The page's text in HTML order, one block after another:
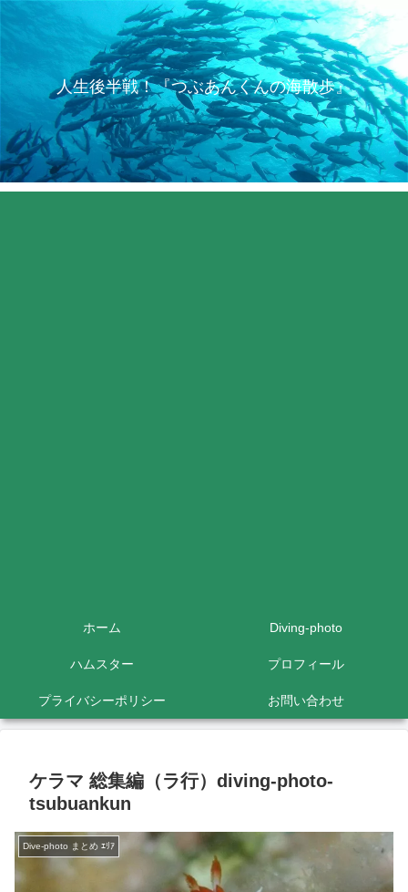
人生後半戦！『つぶあんくんの海散歩』
ホーム Diving-photo
ハムスター プロフィール
プライバシーポリシー お問い合わせ
ケラマ 総集編（ラ行）diving-photo‐
tsubuankun
Dive-photo まとめ ｴﾘｱ